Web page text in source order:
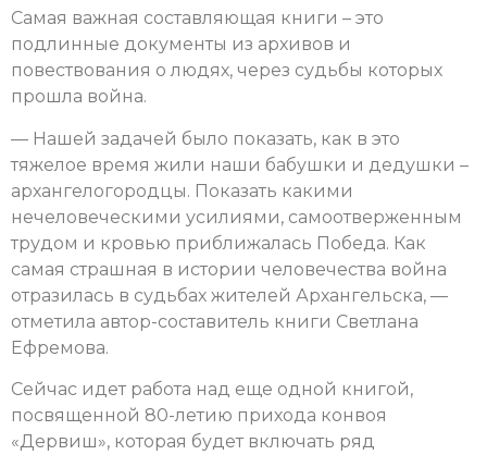
Самая важная составляющая книги – это
подлинные документы из архивов и
повествования о людях, через судьбы которых
прошла война.
— Нашей задачей было показать, как в это
тяжелое время жили наши бабушки и дедушки –
архангелогородцы. Показать какими
нечеловеческими усилиями, самоотверженным
трудом и кровью приближалась Победа. Как
самая страшная в истории человечества война
отразилась в судьбах жителей Архангельска, —
отметила автор-составитель книги Светлана
Ефремова.
Сейчас идет работа над еще одной книгой,
посвященной 80-летию прихода конвоя
«Дервиш», которая будет включать ряд